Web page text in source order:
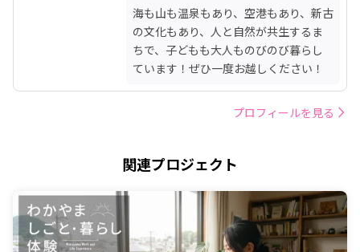
海も山も温泉もあり、空港もあり、新古
の文化もあり、人と自然が共生するま
ちで、子どもも大人ものびのび暮らし
ています！ぜひ一度お越しください！
プロフィールを見る
関連プロジェクト